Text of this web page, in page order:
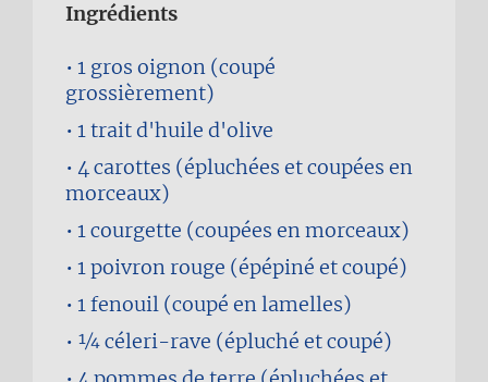
Ingrédients
1 gros oignon (coupé
grossièrement)
1 traitd'huile d'olive
4carottes (épluchées et coupées en
morceaux)
1courgette (coupées en morceaux)
1poivron rouge (épépiné et coupé)
1fenouil (coupé en lamelles)
1⁄4céleri-rave (épluché et coupé)